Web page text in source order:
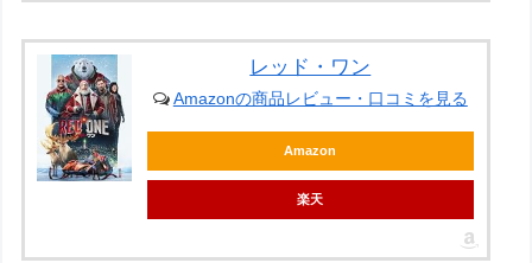
レッド・ワン
Amazonの商品レビュー・口コミを見る
Amazon
楽天